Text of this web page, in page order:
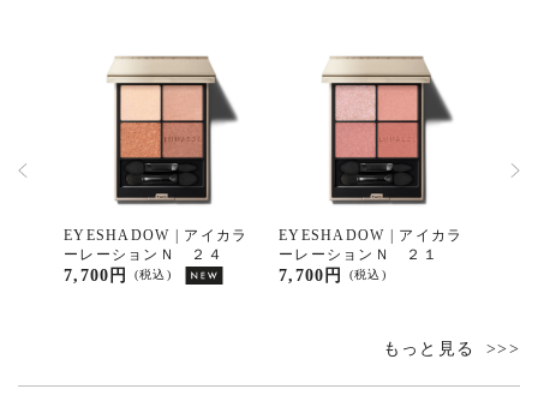
EYESHADOW | アイカラ
ーレーションＮ ２４
(税込)
7,700円
EYESHADOW | アイカラ
ーレーションＮ ２１
(税込)
7,700円
もっと見る